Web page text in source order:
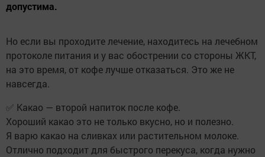
допустима.
Но если вы проходите лечение, находитесь на лечебном
протоколе питания и у вас обострении со стороны ЖКТ,
на это время, от кофе лучше отказаться. Это же не
навсегда.
✅ Какао — второй напиток после кофе.
Хороший какао это не только вкусно, но и полезно.
Я варю какао на сливках или растительном молоке.
Отлично подходит для быстрого перекуса, когда нужно